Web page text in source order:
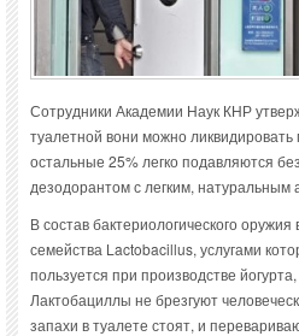
Сотрудники Академии Наук КНР
туалетной вони можно
остальные 25% легко подавляются
дезодорантом с легким, натуральным
В состав бактериологического
семейства Lactobacillus, услугами
пользуется при производстве
Лактобациллы не брезгуют
запахи в туалете стоят, и